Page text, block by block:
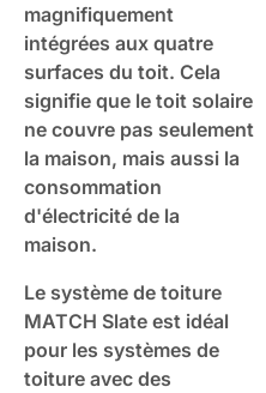
magnifiquement
intégrées aux quatre
surfaces du toit. Cela
signifie que le toit solaire
ne couvre pas seulement
la maison, mais aussi la
consommation
d'électricité de la
maison.
Le système de toiture
MATCH Slate est idéal
pour les systèmes de
toiture avec des